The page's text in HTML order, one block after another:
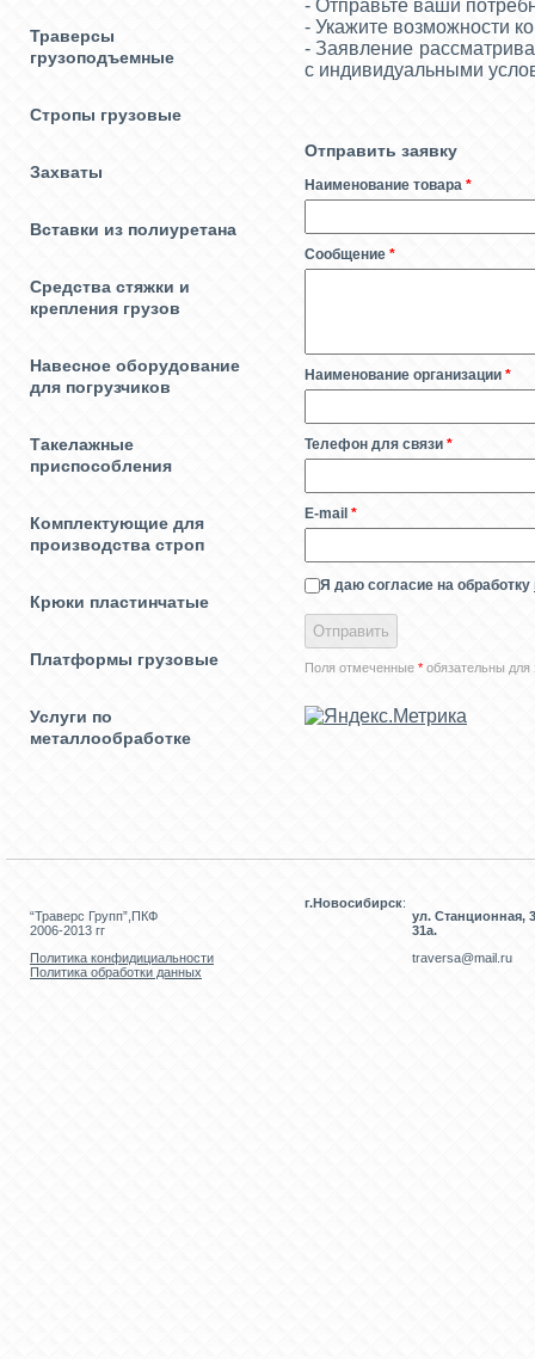
Траверсы
грузоподъемные
Стропы грузовые
Захваты
Вставки из полиуретана
Средства стяжки и
крепления грузов
Навесное оборудование
для погрузчиков
Такелажные
приспособления
Комплектующие для
производства строп
Крюки пластинчатые
Платформы грузовые
Услуги по
металлообработке
- Отправьте ваши
- Укажите возможности
- Заявление
с индивидуальными
Отправить заявку
Наименование товара *
Сообщение *
Наименование организации *
Телефон для связи *
E-mail *
Я даю согласие на обработку
Поля отмеченные * обязательны для
“Траверс Групп”,ПКФ
2006-2013 гг
Политика конфидициальности
Политика обработки данных
г.Новосибирск:
ул. Станционная,
31а.
traversa@mail.ru